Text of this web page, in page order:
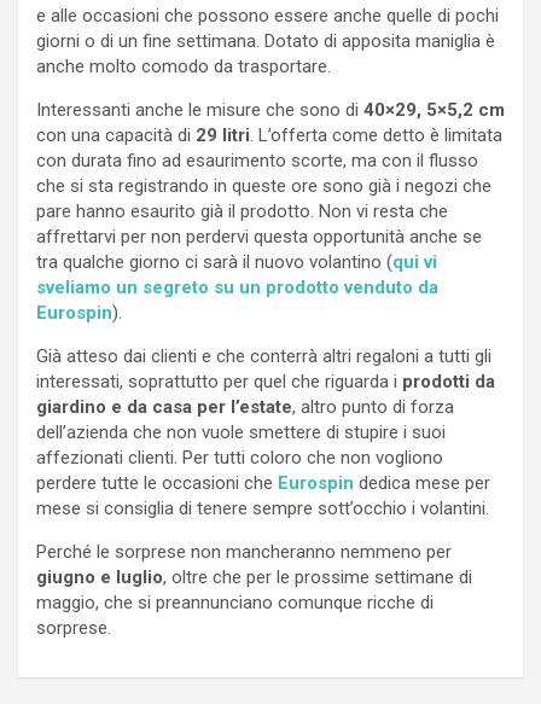
e alle occasioni che possono essere anche quelle di pochi
giorni o di un fine settimana. Dotato di apposita maniglia è
anche molto comodo da trasportare.
Interessanti anche le misure che sono di 40×29, 5×5,2 cm
con una capacità di 29 litri. L’offerta come detto è limitata
con durata fino ad esaurimento scorte, ma con il flusso
che si sta registrando in queste ore sono già i negozi che
pare hanno esaurito già il prodotto. Non vi resta che
affrettarvi per non perdervi questa opportunità anche se
tra qualche giorno ci sarà il nuovo volantino (qui vi
sveliamo un segreto su un prodotto venduto da
Eurospin).
Già atteso dai clienti e che conterrà altri regaloni a tutti gli
interessati, soprattutto per quel che riguarda i prodotti da
giardino e da casa per l’estate, altro punto di forza
dell’azienda che non vuole smettere di stupire i suoi
affezionati clienti. Per tutti coloro che non vogliono
perdere tutte le occasioni che Eurospin dedica mese per
mese si consiglia di tenere sempre sott’occhio i volantini.
Perché le sorprese non mancheranno nemmeno per
giugno e luglio, oltre che per le prossime settimane di
maggio, che si preannunciano comunque ricche di
sorprese.